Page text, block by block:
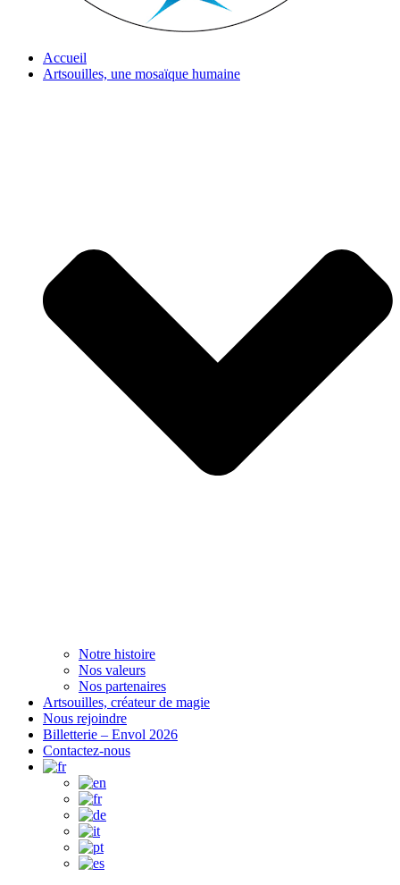
Accueil
Artsouilles, une mosaïque humaine
Notre histoire
Nos valeurs
Nos partenaires
Artsouilles, créateur de magie
Nous rejoindre
Billetterie – Envol 2026
Contactez-nous